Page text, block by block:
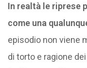
In realtà le riprese
come una
episodio non viene
di torto e ragione